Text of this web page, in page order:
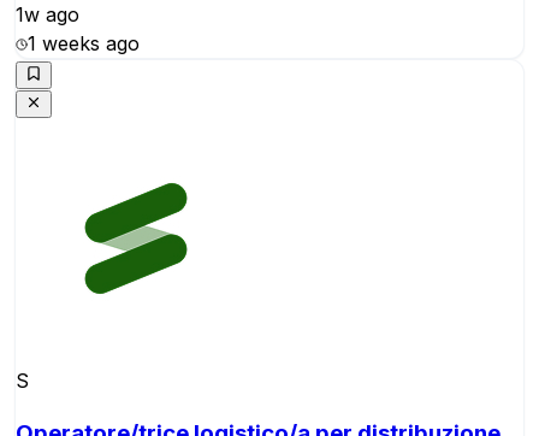
1w ago
1 weeks ago
S